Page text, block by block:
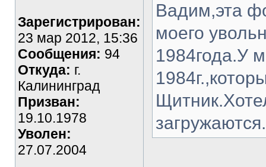
Зарегистрирован:
23 мар 2012, 15:36
Сообщения: 94
Откуда: г.
Калининград
Призван:
19.10.1978
Уволен:
27.07.2004
Вадим,эта
моего
1984года.У
загружаются.